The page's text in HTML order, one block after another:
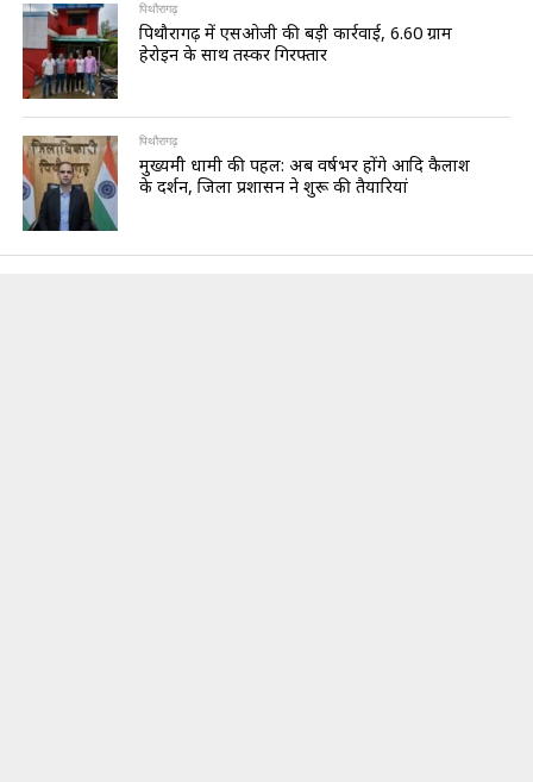
पिथौरागढ़
पिथौरागढ़ में एसओजी की बड़ी कार्रवाई, 6.60 ग्राम
हेरोइन के साथ तस्कर गिरफ्तार
पिथौरागढ़
मुख्यमंत्री धामी की पहल: अब वर्षभर होंगे आदि कैलाश
के दर्शन, जिला प्रशासन ने शुरू की तैयारियां